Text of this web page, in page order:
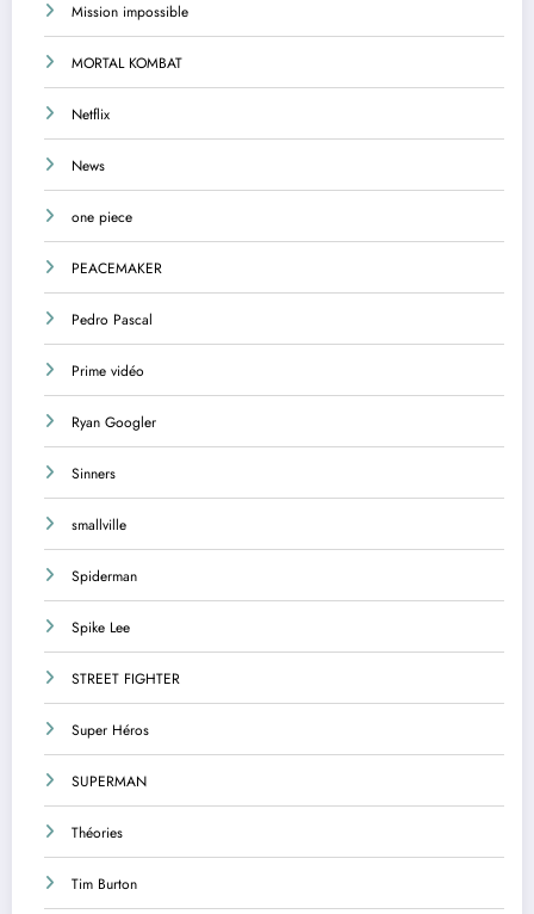
Mission impossible
MORTAL KOMBAT
Netflix
News
one piece
PEACEMAKER
Pedro Pascal
Prime vidéo
Ryan Googler
Sinners
smallville
Spiderman
Spike Lee
STREET FIGHTER
Super Héros
SUPERMAN
Théories
Tim Burton